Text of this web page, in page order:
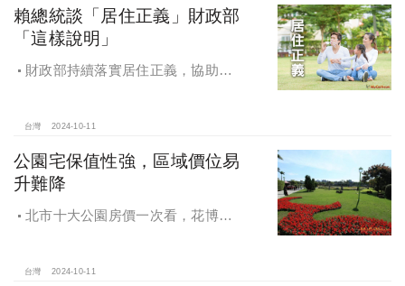
賴總統談「居住正義」財政部
「這樣說明」
財政部持續落實居住正義，協助經
台灣 2024-10-11
公園宅保值性強，區域價位易
升難降
北市十大公園房價一次看，花博年
台灣 2024-10-11